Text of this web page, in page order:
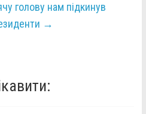
голову нам підкинув
→